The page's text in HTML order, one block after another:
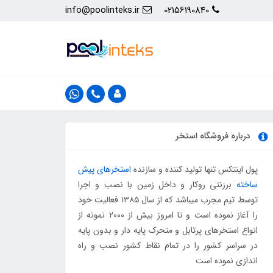
02156190840
info@poolinteks.ir
درباره فروشگاه استخر
پول اینتکس تنها تولید کننده و سازنده استخرهای پیش
ساخته برزنتی روکار و داخل زمین با نصب و اجرا
توسط تیم مجرب میباشد که از سال ۱۳۸۵ فعالیت خود
را آغاز نموده است و تا امروز بیش از ۲۰۰۰ نمونه از
انواع استخرهای پرتابل و متحرک پایه دار و بدون پایه
در سراسر کشور را در تمام نقاط کشور نصب و راه
اندازی نموده است